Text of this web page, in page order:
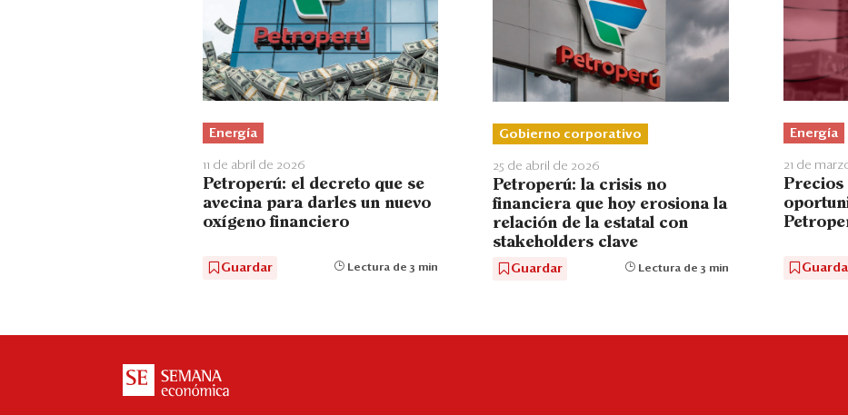
Energía
11 de abril de 2026
Petroperú: el decreto que se
avecina para darles un nuevo
oxígeno financiero
Guardar Lectura de 3 min
Gobierno corporativo
25 de abril de 2026
Petroperú: la crisis no
financiera que hoy erosiona la
relación de la estatal con
stakeholders clave
Guardar Lectura de 3 min
Energía
21 de